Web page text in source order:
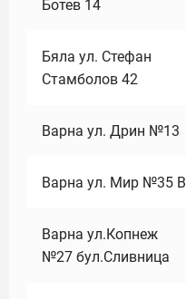
Ботев 14
Бяла ул. Стефан
Стамболов 42
Варна ул. Дрин №13
Варна ул. Мир №35 В
Варна ул.Копнеж
№27 бул.Сливница